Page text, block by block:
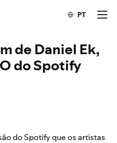
PT
de Daniel Ek,
do Spotify
do Spotify que os artistas